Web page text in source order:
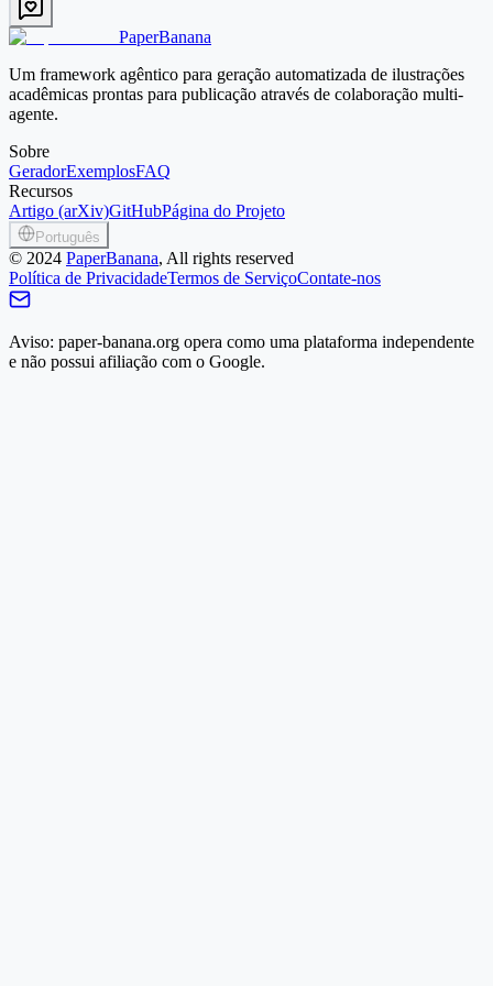
Começar com PaperBanana
PaperBanana
Um framework agêntico para geração automatizada de ilustrações
acadêmicas prontas para publicação através de colaboração multi-
agente.
Sobre
GeradorExemplosFAQ
Recursos
Artigo (arXiv)GitHubPágina do Projeto
Português
© 2024 PaperBanana, All rights reserved
Política de PrivacidadeTermos de ServiçoContate-nos
Aviso: paper-banana.org opera como uma plataforma independente
e não possui afiliação com o Google.